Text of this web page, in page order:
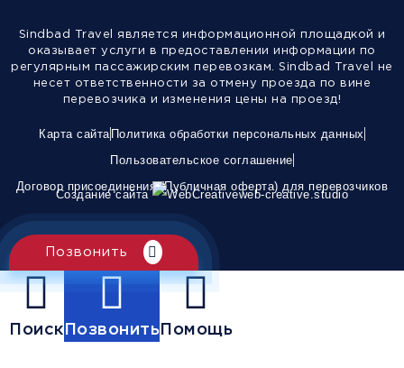
Sindbad Travel является информационной площадкой и
оказывает услуги в предоставлении информации по
регулярным пассажирским перевозкам. Sindbad Travel не
несет ответственности за отмену проезда по вине
перевозчика и изменения цены на проезд!
Карта сайта Политика обработки персональных данных
Пользовательское соглашение
Договор присоединения (Публичная оферта) для перевозчиков
Создание сайта web-creative.studio
Позвонить
ПоискПозвонитьПомощь